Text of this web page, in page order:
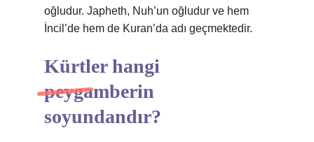
oğludur. Japheth, Nuh’un oğludur ve hem
İncil’de hem de Kuran’da adı geçmektedir.
Kürtler hangi
peygamberin
soyundandır?